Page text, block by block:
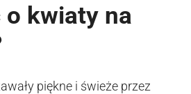
kwiaty na
piękne i świeże przez